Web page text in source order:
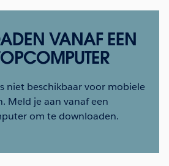
VANAF EEN
niet beschikbaar voor mobiele
Meld je aan vanaf een
om te downloaden.